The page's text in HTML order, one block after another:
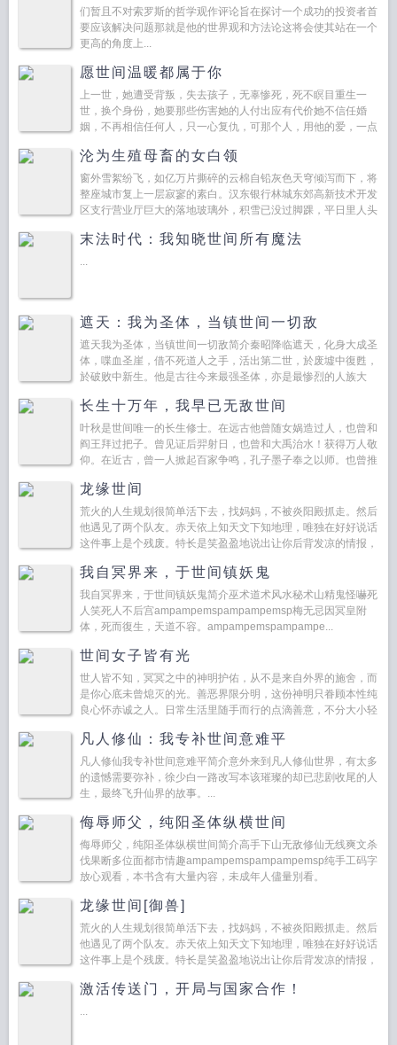
板斧
们暂且不对索罗斯的哲学观作评论旨在探讨一个成功的投资者首
要应该解决问题那就是他的世界观和方法论这将会使其站在一个
更高的角度上...
愿世间温暖都属于你
上一世，她遭受背叛，失去孩子，无辜惨死，死不瞑目重生一
世，换个身份，她要那些伤害她的人付出应有代价她不信任婚
姻，不再相信任何人，只一心复仇，可那个人，用他的爱，一点
福的家。与...
沦为生殖母畜的女白领
窗外雪絮纷飞，如亿万片撕碎的云棉自铅灰色天穹倾泻而下，将
整座城市复上一层寂寥的素白。汉东银行林城东郊高新技术开发
区支行营业厅巨大的落地玻璃外，积雪已没过脚踝，平日里人头
末法时代：我知晓世间所有魔法
...
遮天：我为圣体，当镇世间一切敌
遮天我为圣体，当镇世间一切敌简介秦昭降临遮天，化身大成圣
体，喋血圣崖，借不死道人之手，活出第二世，於废墟中復甦，
於破败中新生。他是古往今来最强圣体，亦是最惨烈的人族大
世成...
长生十万年，我早已无敌世间
叶秋是世间唯一的长生修士。在远古他曾随女娲造过人，也曾和
阎王拜过把子。曾见证后羿射日，也曾和大禹治水！获得万人敬
仰。在近古，曾一人掀起百家争鸣，孔子墨子奉之以师。也曾推
龙缘世间
荒火的人生规划很简单活下去，找妈妈，不被炎阳殿抓走。然后
他遇见了两个队友。赤天依上知天文下知地理，唯独在好好说话
这件事上是个残废。特长是笑盈盈地说出让你后背发凉的情报，
我自冥界来，于世间镇妖鬼
我自冥界来，于世间镇妖鬼简介巫术道术风水秘术山精鬼怪嚇死
人笑死人不后宫ampampemspampampemsp梅无忌因冥皇附
体，死而復生，天道不容。ampampemspampampe...
世间女子皆有光
世人皆不知，冥冥之中的神明护佑，从不是来自外界的施舍，而
是你心底未曾熄灭的光。善恶界限分明，这份神明只眷顾本性纯
良心怀赤诚之人。日常生活里随手而行的点滴善意，不分大小轻
凡人修仙：我专补世间意难平
凡人修仙我专补世间意难平简介意外来到凡人修仙世界，有太多
的遗憾需要弥补，徐少白一路改写本该璀璨的却已悲剧收尾的人
生，最终飞升仙界的故事。...
侮辱师父，纯阳圣体纵横世间
侮辱师父，纯阳圣体纵横世间简介高手下山无敌修仙无线爽文杀
伐果断多位面都市情趣ampampemspampampemsp纯手工码字
放心观看，本书含有大量內容，未成年人儘量別看。
龙缘世间[御兽]
荒火的人生规划很简单活下去，找妈妈，不被炎阳殿抓走。然后
他遇见了两个队友。赤天依上知天文下知地理，唯独在好好说话
这件事上是个残废。特长是笑盈盈地说出让你后背发凉的情报，
激活传送门，开局与国家合作！
...